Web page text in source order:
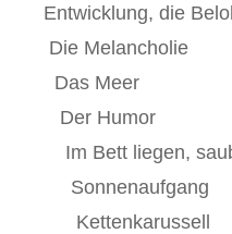
Entwicklung, die
Die Melancholie
Das Meer
Der Humor
Im Bett liegen,
Sonnenaufgang
Kettenkarussell